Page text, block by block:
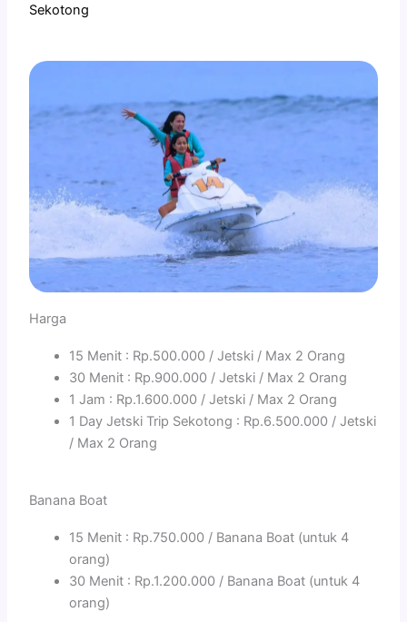
Sekotong
Harga
15 Menit : Rp.500.000 / Jetski / Max 2 Orang
30 Menit : Rp.900.000 / Jetski / Max 2 Orang
1 Jam : Rp.1.600.000 / Jetski / Max 2 Orang
1 Day Jetski Trip Sekotong : Rp.6.500.000 / Jetski
/ Max 2 Orang
Banana Boat
15 Menit : Rp.750.000 / Banana Boat (untuk 4
orang)
30 Menit : Rp.1.200.000 / Banana Boat (untuk 4
orang)